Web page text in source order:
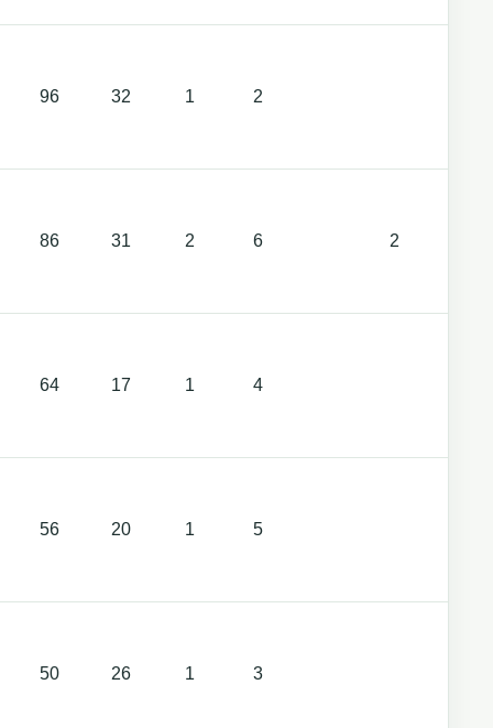
96 32 1 2
86 31 2 6 2
64 17 1 4
56 20 1 5
50 26 1 3